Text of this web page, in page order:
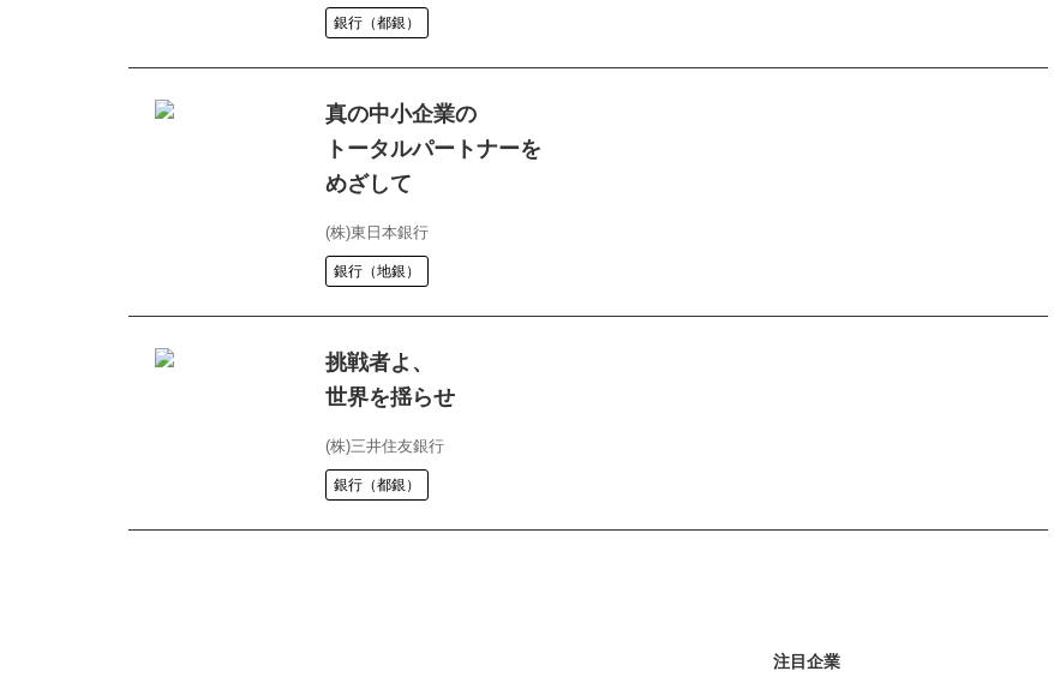
銀行（都銀）
真の中小企業の
トータルパートナーを
めざして
(株)東日本銀行
銀行（地銀）
挑戦者よ、
世界を揺らせ
(株)三井住友銀行
銀行（都銀）
注目企業